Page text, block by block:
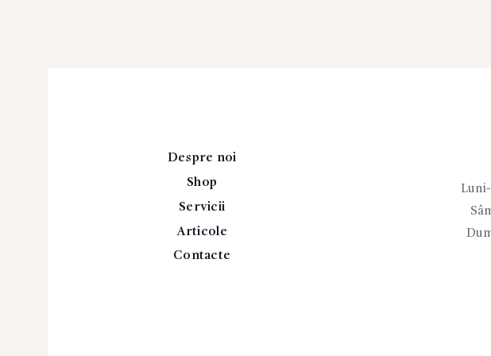
Despre noi
Shop
Servicii
Articole
Contacte